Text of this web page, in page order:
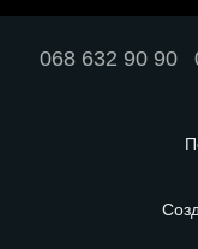
068 632 90 90